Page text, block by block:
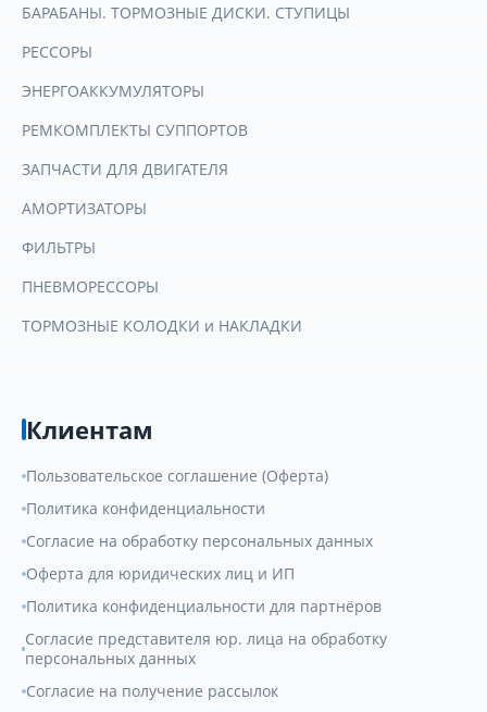
БАРАБАНЫ. ТОРМОЗНЫЕ ДИСКИ. СТУПИЦЫ
РЕССОРЫ
ЭНЕРГОАККУМУЛЯТОРЫ
РЕМКОМПЛЕКТЫ СУППОРТОВ
ЗАПЧАСТИ ДЛЯ ДВИГАТЕЛЯ
АМОРТИЗАТОРЫ
ФИЛЬТРЫ
ПНЕВМОРЕССОРЫ
ТОРМОЗНЫЕ КОЛОДКИ и НАКЛАДКИ
Клиентам
Пользовательское соглашение (Оферта)
Политика конфиденциальности
Согласие на обработку персональных данных
Оферта для юридических лиц и ИП
Политика конфиденциальности для партнёров
Согласие представителя юр. лица на обработку
персональных данных
Согласие на получение рассылок